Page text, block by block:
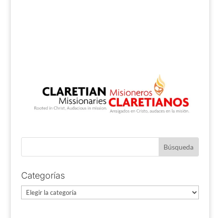
Categorías
Categorías